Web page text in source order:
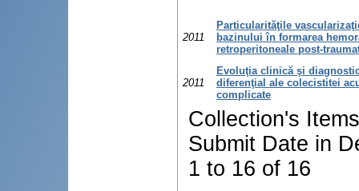
2011
Particularităţile
bazinului în formarea
retroperitoneale post-
2011
Evoluţia clinică şi
diferenţial ale colecistitei
complicate
Collection's
Submit Date in
1 to 16 of 16